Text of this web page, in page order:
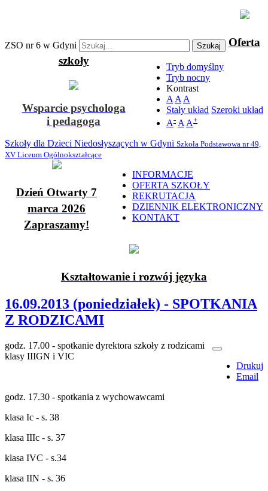
ZSO nr 6 w Gdyni Szukaj
Tryb domyślny
Tryb nocny
Kontrast
A A A
Stały układ Szeroki układ
A- A A+
Szkoły dla Dzieci Niedosłyszących w Gdyni Szkoła Podstawowa nr 49,
XV Liceum Ogólnokształcące
INFORMACJE
OFERTA SZKOŁY
REKRUTACJA
DZIENNIK ELEKTRONICZNY
KONTAKT
Oferta
szkoły
Wsparcie psychologa
i pedagoga
Dzień Otwarty 7
marca 2026
Zapraszamy!
Kształtowanie i rozwój języka
16.09.2013 (poniedziałek) - SPOTKANIA
Z RODZICAMI
Drukuj
Email
godz. 17.00 - spotkanie dyrektora szkoły z rodzicami
klasy IIIGN i VIC
godz. 17.30 - spotkania z wychowawcami
klasa Ic - s. 38
klasa IIIc - s. 37
klasa IVC - s.34
klasa IIN - s. 36